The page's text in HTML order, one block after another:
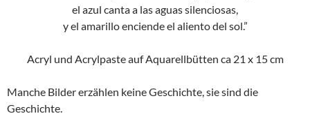
el azul canta a las aguas silenciosas,
y el amarillo enciende el aliento del sol.”
Acryl und Acrylpaste auf Aquarellbütten ca 21 x 15 cm
Manche Bilder erzählen keine Geschichte, sie sind die
Geschichte.